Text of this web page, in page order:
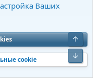
с другим видом.
позитивным.
собаки, или
преследуемым ей
Ваших
cookie